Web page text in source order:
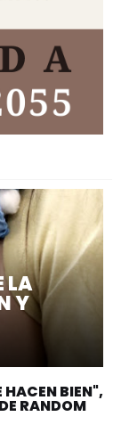
LA
Y
HACEN BIEN",
RANDOM